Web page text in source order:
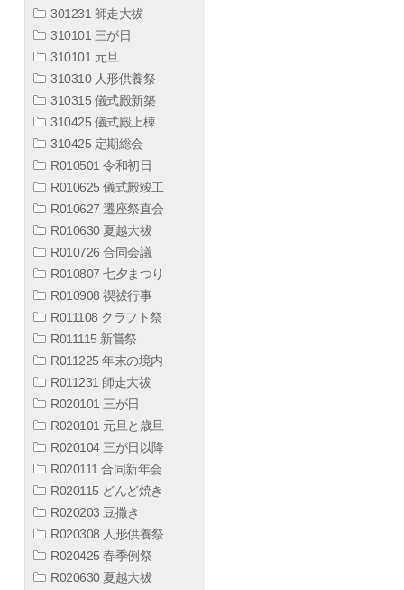
301231 師走大祓
310101 三が日
310101 元旦
310310 人形供養祭
310315 儀式殿新築
310425 儀式殿上棟
310425 定期総会
R010501 令和初日
R010625 儀式殿竣工
R010627 遷座祭直会
R010630 夏越大祓
R010726 合同会議
R010807 七夕まつり
R010908 禊祓行事
R011108 クラフト祭
R011115 新嘗祭
R011225 年末の境内
R011231 師走大祓
R020101 三が日
R020101 元旦と歳旦
R020104 三が日以降
R020111 合同新年会
R020115 どんど焼き
R020203 豆撒き
R020308 人形供養祭
R020425 春季例祭
R020630 夏越大祓